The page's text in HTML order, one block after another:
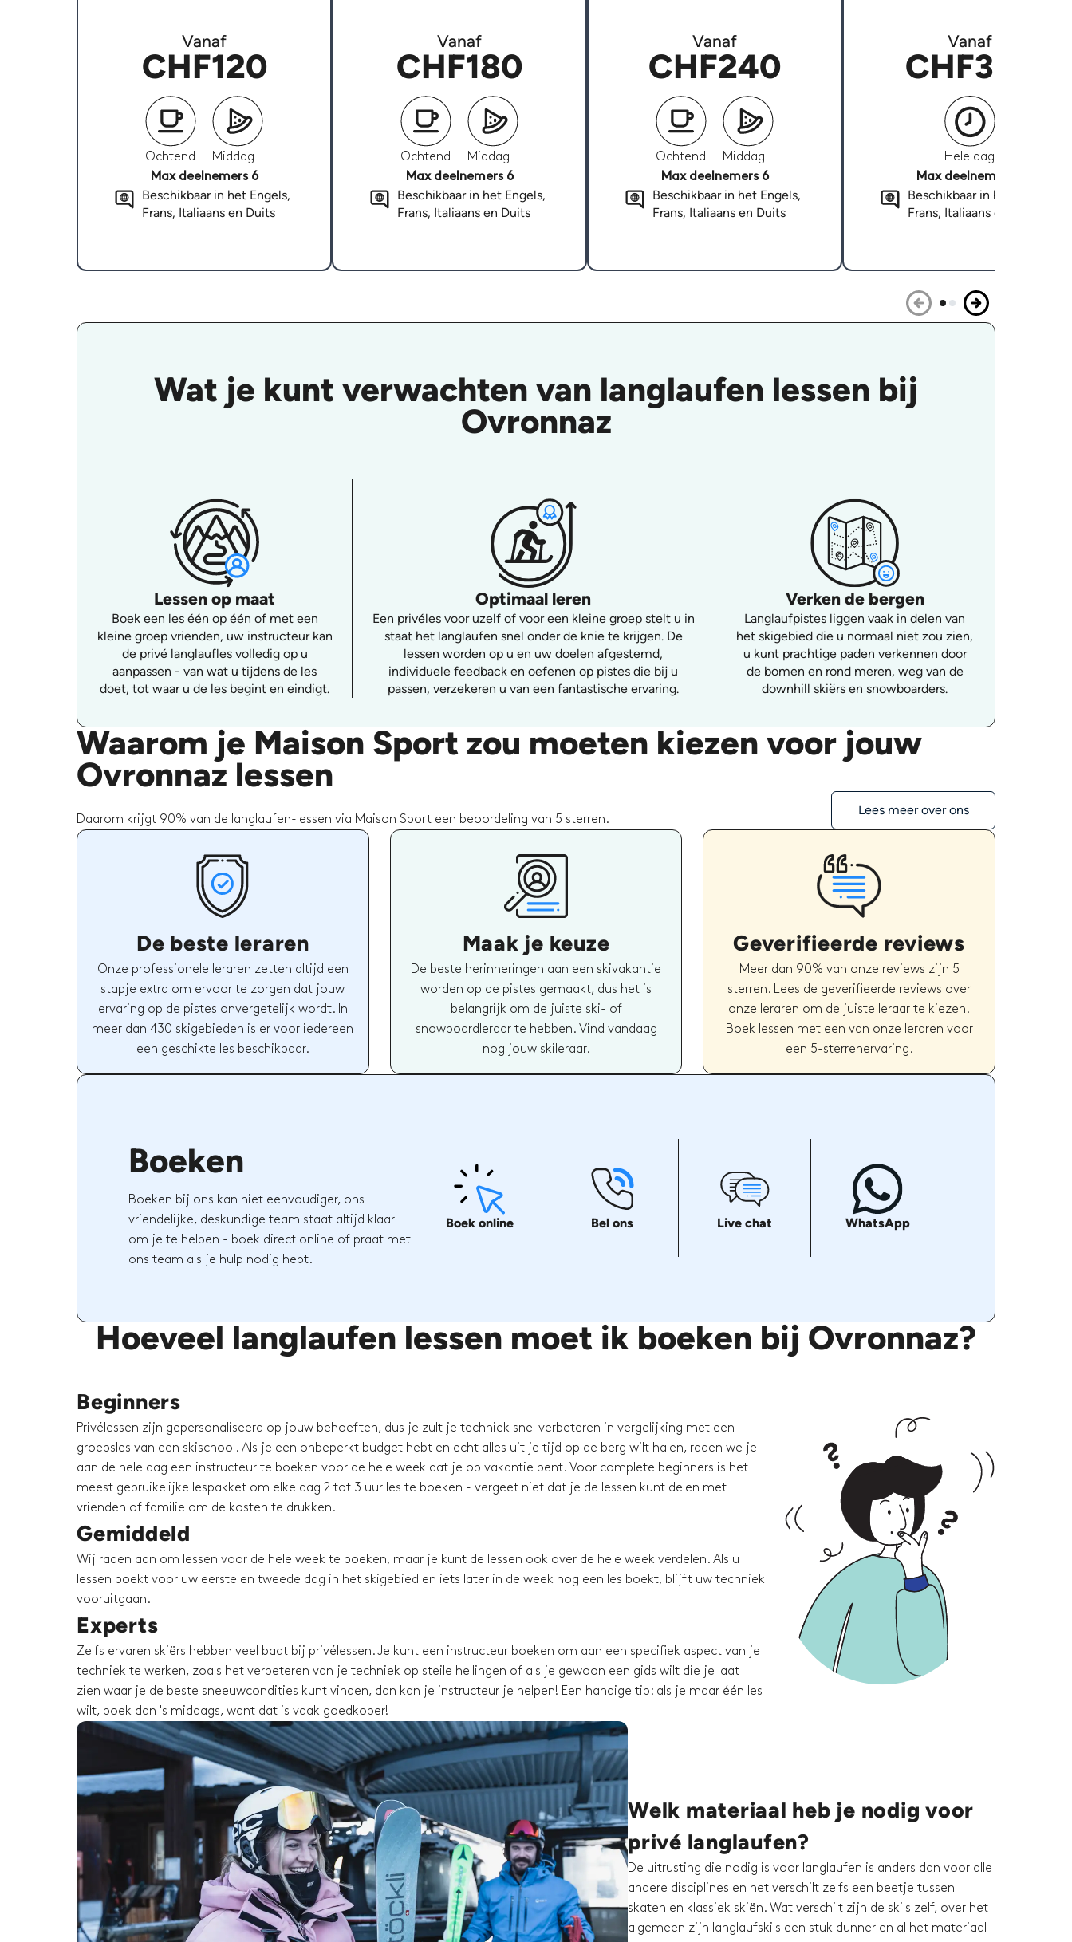
Vanaf
CHF120
Ochtend
Middag
Max deelnemers 6
Beschikbaar in het Engels,
Frans, Italiaans en Duits
Vanaf
CHF180
Ochtend
Middag
Max deelnemers 6
Beschikbaar in het Engels,
Frans, Italiaans en Duits
Vanaf
CHF240
Ochtend
Middag
Max deelnemers 6
Beschikbaar in het Engels,
Frans, Italiaans en Duits
Vanaf
CHF350
Hele dag
Max deelnemers 6
Beschikbaar in het Engels,
Frans, Italiaans en Duits
Wat je kunt verwachten van langlaufen lessen bij
Ovronnaz
Lessen op maat
Boek een les één op één of met een
kleine groep vrienden, uw instructeur kan
de privé langlaufles volledig op u
aanpassen - van wat u tijdens de les
doet, tot waar u de les begint en eindigt.
Optimaal leren
Een privéles voor uzelf of voor een kleine groep stelt u in
staat het langlaufen snel onder de knie te krijgen. De
lessen worden op u en uw doelen afgestemd,
individuele feedback en oefenen op pistes die bij u
passen, verzekeren u van een fantastische ervaring.
Verken de bergen
Langlaufpistes liggen vaak in delen van
het skigebied die u normaal niet zou zien,
u kunt prachtige paden verkennen door
de bomen en rond meren, weg van de
downhill skiërs en snowboarders.
Waarom je Maison Sport zou moeten kiezen voor jouw
Ovronnaz lessen
Daarom krijgt 90% van de langlaufen-lessen via Maison Sport een beoordeling van 5 sterren.
Lees meer over ons
De beste leraren
Onze professionele leraren zetten altijd een
stapje extra om ervoor te zorgen dat jouw
ervaring op de pistes onvergetelijk wordt. In
meer dan 430 skigebieden is er voor iedereen
een geschikte les beschikbaar.
Maak je keuze
De beste herinneringen aan een skivakantie
worden op de pistes gemaakt, dus het is
belangrijk om de juiste ski- of
snowboardleraar te hebben. Vind vandaag
nog jouw skileraar.
Geverifieerde reviews
Meer dan 90% van onze reviews zijn 5
sterren. Lees de geverifieerde reviews over
onze leraren om de juiste leraar te kiezen.
Boek lessen met een van onze leraren voor
een 5-sterrenervaring.
Boeken
Boeken bij ons kan niet eenvoudiger, ons
vriendelijke, deskundige team staat altijd klaar
om je te helpen - boek direct online of praat met
ons team als je hulp nodig hebt.
Boek online Bel ons Live chat WhatsApp
Hoeveel langlaufen lessen moet ik boeken bij Ovronnaz?
Beginners
Privélessen zijn gepersonaliseerd op jouw behoeften, dus je zult je techniek snel verbeteren in vergelijking met een
groepsles van een skischool. Als je een onbeperkt budget hebt en echt alles uit je tijd op de berg wilt halen, raden we je
aan de hele dag een instructeur te boeken voor de hele week dat je op vakantie bent. Voor complete beginners is het
meest gebruikelijke lespakket om elke dag 2 tot 3 uur les te boeken - vergeet niet dat je de lessen kunt delen met
vrienden of familie om de kosten te drukken.
Gemiddeld
Wij raden aan om lessen voor de hele week te boeken, maar je kunt de lessen ook over de hele week verdelen. Als u
lessen boekt voor uw eerste en tweede dag in het skigebied en iets later in de week nog een les boekt, blijft uw techniek
vooruitgaan.
Experts
Zelfs ervaren skiërs hebben veel baat bij privélessen. Je kunt een instructeur boeken om aan een specifiek aspect van je
techniek te werken, zoals het verbeteren van je techniek op steile hellingen of als je gewoon een gids wilt die je laat
zien waar je de beste sneeuwcondities kunt vinden, dan kan je instructeur je helpen! Een handige tip: als je maar één les
wilt, boek dan 's middags, want dat is vaak goedkoper!
Welk materiaal heb je nodig voor
privé langlaufen?
De uitrusting die nodig is voor langlaufen is anders dan voor alle
andere disciplines en het verschilt zelfs een beetje tussen
skaten en klassiek skiën. Wat verschilt zijn de ski's zelf, over het
algemeen zijn langlaufski's een stuk dunner en al het materiaal